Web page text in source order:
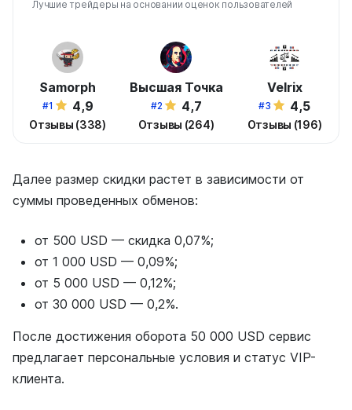
Лучшие трейдеры на основании оценок пользователей
Samorph
#1 4,9
Отзывы (338)
Высшая Точка
#2 4,7
Отзывы (264)
Velrix
#3 4,5
Отзывы (196)
Далее размер скидки растет в зависимости от
суммы проведенных обменов:
от 500 USD — скидка 0,07%;
от 1 000 USD — 0,09%;
от 5 000 USD — 0,12%;
от 30 000 USD — 0,2%.
После достижения оборота 50 000 USD сервис
предлагает персональные условия и статус VIP-
клиента.